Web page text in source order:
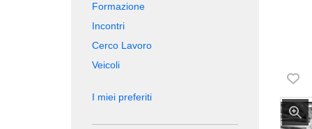
Formazione
Incontri
Cerco Lavoro
Veicoli
I miei preferiti